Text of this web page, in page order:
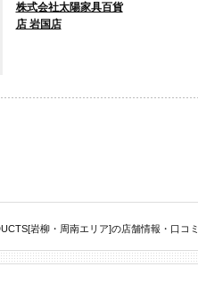
株式会社太陽家具百貨
店 岩国店
岩柳・周南エリア]の店舗情報・口コミ